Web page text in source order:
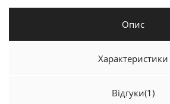
Опис
Характеристики
Відгуки(1)